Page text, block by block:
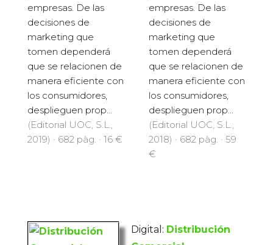
empresas. De las
decisiones de
marketing que
tomen dependerá
que se relacionen de
manera eficiente con
los consumidores,
desplieguen prop...
(Editorial UOC, S.L.,
2019) · 682 pàg. · 16 €
empresas. De las
decisiones de
marketing que
tomen dependerá
que se relacionen de
manera eficiente con
los consumidores,
desplieguen prop...
(Editorial UOC, S.L.,
2018) · 682 pàg. · 59
€
Digital: Distribución